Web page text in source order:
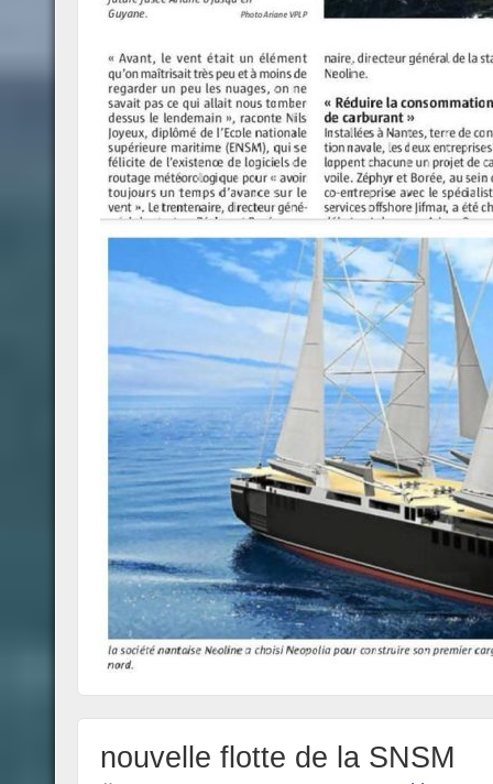
nouvelle flotte de la SNSM